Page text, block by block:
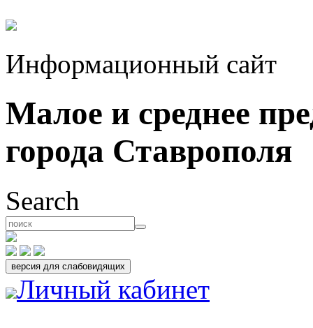
Информационный сайт
Малое и среднее
города Ставрополя
Search
Личный кабинет